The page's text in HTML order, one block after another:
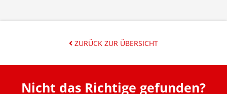
ZURÜCK ZUR ÜBERSICHT
Nicht das Richtige gefunden?